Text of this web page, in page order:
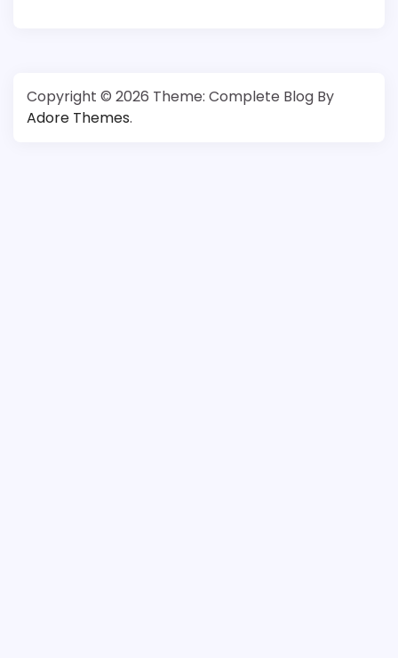
Copyright © 2026 Theme: Complete Blog By
Adore Themes.